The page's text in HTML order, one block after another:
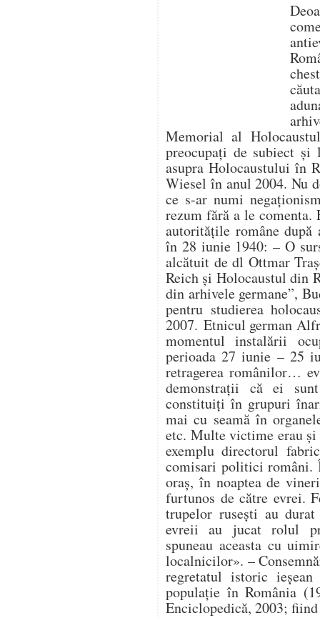
Memorial al
preocupați de subiect
asupra Holocaustului în
Wiesel în anul 2004. Nu
ce s-ar numi
rezum fără a le comenta.
autoritățile române după
în 28 iunie 1940: – O
alcătuit de dl Ottmar
Reich și Holocaustul din
din arhivele germane”,
pentru studierea
2007. Etnicul german
momentul instalării
perioada 27 iunie – 25
retragerea românilor…
demonstrații că ei
constituiți în grupuri
mai cu seamă în
etc. Multe victime erau
exemplu directorul
comisari politici români.
oraș, în noaptea de
furtunos de către evrei.
trupelor rusești au
evreii au jucat rolul
spuneau aceasta cu
localnicilor». –
regretatul istoric
populație în România
Enciclopedică, 2003;